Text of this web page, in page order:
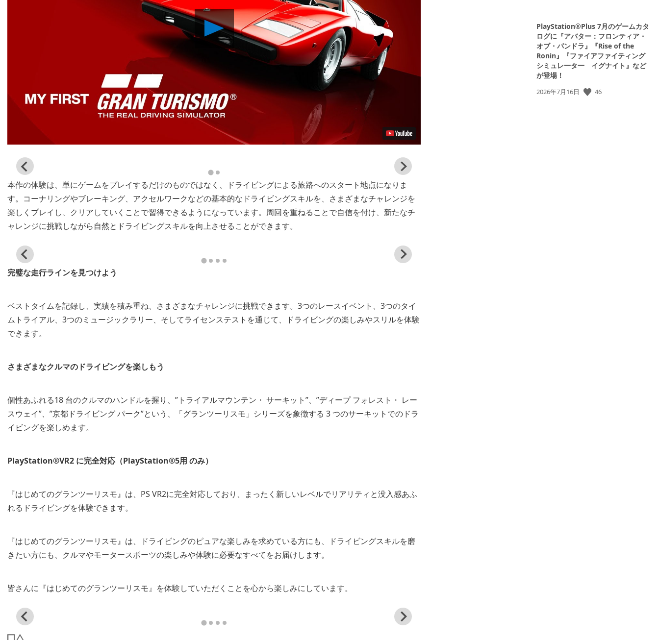
Play
Video
View
and
download
image
本作の体験は、単にゲームをプレイするだけのものではなく、ドライビングによる旅路へのスタート地点になりま
す。コーナリングやブレーキング、アクセルワークなどの基本的なドライビングスキルを、さまざまなチャレンジを
楽しくプレイし、クリアしていくことで習得できるようになっています。周回を重ねることで自信を付け、新たなチ
ャレンジに挑戦しながら自然とドライビングスキルを向上させることができます。
View
and
download
完璧な走行ラインを見つけよう
ベストタイムを記録し、実績を積み重ね、さまざまなチャレンジに挑戦できます。3つのレースイベント、3つのタイ
ムトライアル、3つのミュージックラリー、そしてライセンステストを通じて、ドライビングの楽しみやスリルを体験
できます。
さまざまなクルマのドライビングを楽しもう
個性あふれる18 台のクルマのハンドルを握り、”トライアルマウンテン・ サーキット”、”ディープ フォレスト・ レー
スウェイ”、”京都ドライビング パーク”という、「グランツーリスモ」シリーズを象徴する 3 つのサーキットでのドラ
イビングを楽しめます。
PlayStation®VR2 に完全対応（PlayStation®5用 のみ）
『はじめてのグランツーリスモ』は、PS VR2に完全対応しており、まったく新しいレベルでリアリティと没入感あふ
れるドライビングを体験できます。
『はじめてのグランツーリスモ』は、ドライビングのピュアな楽しみを求めている方にも、ドライビングスキルを磨
きたい方にも、クルマやモータースポーツの楽しみや体験に必要なすべてをお届けします。
皆さんに『はじめてのグランツーリスモ』を体験していただくことを心から楽しみにしています。
View
PlayStation®Plus 7月のゲームカタ
ログに『アバター：フロンティア・
オブ・パンドラ』『Rise of the
Ronin』『ファイアファイティング
シミュレ一タ一 イグナイト』など
が登場！
公
2026年7月16日 46